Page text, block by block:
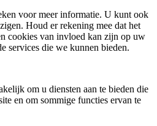
voor meer informatie. U kunt ook
Houd er rekening mee dat het
cookies van invloed kan zijn op uw
services die we kunnen bieden.
om u diensten aan te bieden die
en om sommige functies ervan te